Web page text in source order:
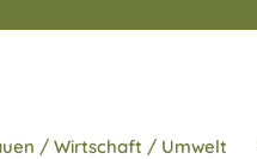
/ Wirtschaft / Umwelt